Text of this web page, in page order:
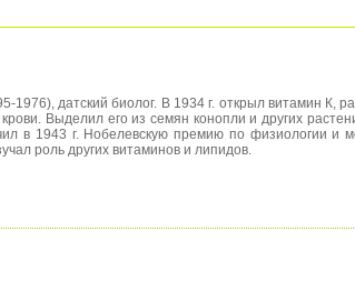
датский биолог. В 1934 г. открыл витамин К,
Выделил его из семян конопли и других
в 1943 г. Нобелевскую премию по физиологии и
роль других витаминов и липидов.